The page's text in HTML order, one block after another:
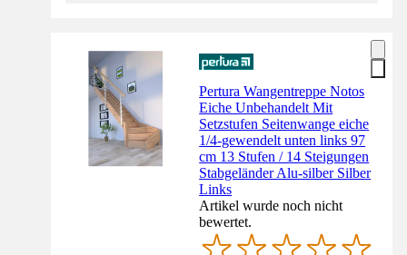
Pertura Wangentreppe Notos
Eiche Unbehandelt Mit
Setzstufen Seitenwange eiche
1/4-gewendelt unten links 97
cm 13 Stufen / 14 Steigungen
Stabgeländer Alu-silber Silber
Links
Artikel wurde noch nicht
bewertet.